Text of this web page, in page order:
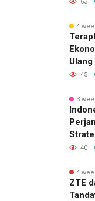
4
Ton45
3
40
4
ZTE